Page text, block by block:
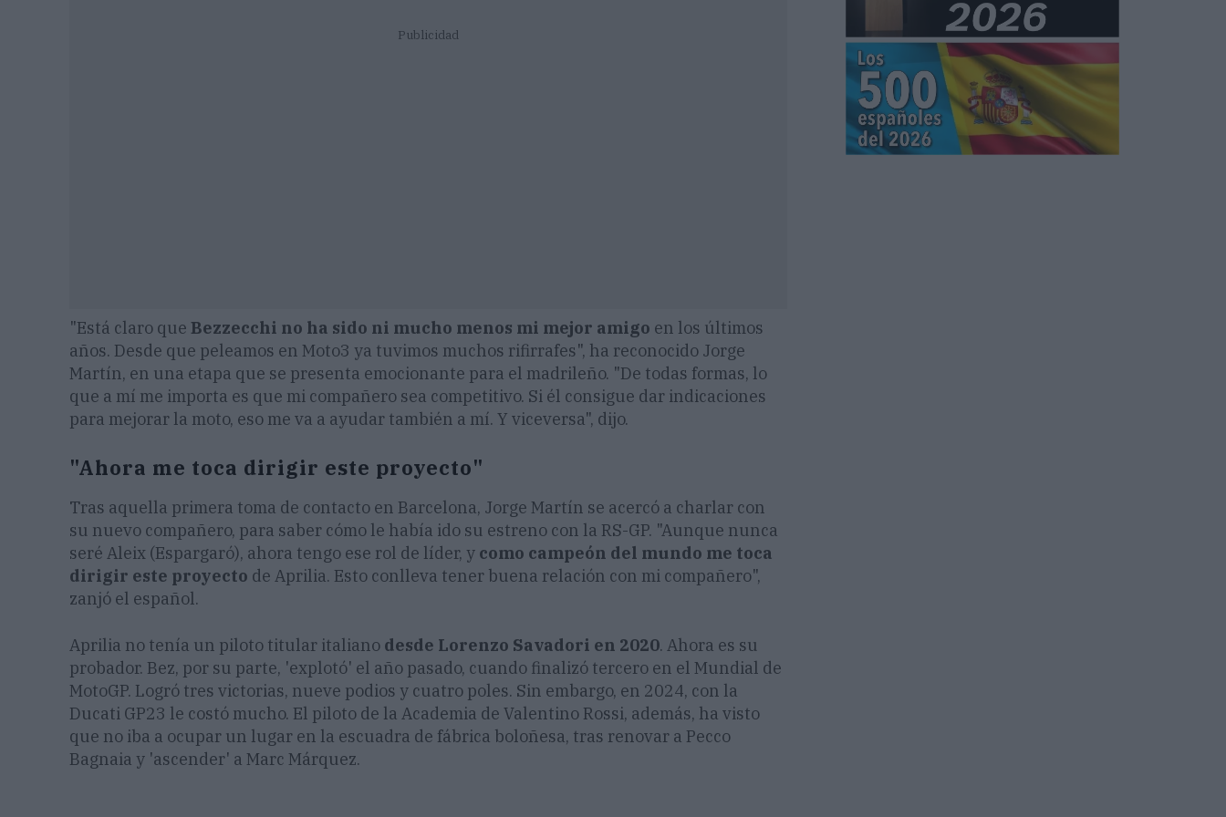
Publicidad
"Está claro que Bezzecchi no ha sido ni mucho menos mi mejor amigo en los últimos
años. Desde que peleamos en Moto3 ya tuvimos muchos rifirrafes", ha reconocido Jorge
Martín, en una etapa que se presenta emocionante para el madrileño. "De todas formas, lo
que a mí me importa es que mi compañero sea competitivo. Si él consigue dar indicaciones
para mejorar la moto, eso me va a ayudar también a mí. Y viceversa", dijo.
"Ahora me toca dirigir este proyecto"
Tras aquella primera toma de contacto en Barcelona, Jorge Martín se acercó a charlar con
su nuevo compañero, para saber cómo le había ido su estreno con la RS-GP. "Aunque nunca
seré Aleix (Espargaró), ahora tengo ese rol de líder, y como campeón del mundo me toca
dirigir este proyecto de Aprilia. Esto conlleva tener buena relación con mi compañero",
zanjó el español.
Aprilia no tenía un piloto titular italiano desde Lorenzo Savadori en 2020. Ahora es su
probador. Bez, por su parte, 'explotó' el año pasado, cuando finalizó tercero en el Mundial de
MotoGP. Logró tres victorias, nueve podios y cuatro poles. Sin embargo, en 2024, con la
Ducati GP23 le costó mucho. El piloto de la Academia de Valentino Rossi, además, ha visto
que no iba a ocupar un lugar en la escuadra de fábrica boloñesa, tras renovar a Pecco
Bagnaia y 'ascender' a Marc Márquez.